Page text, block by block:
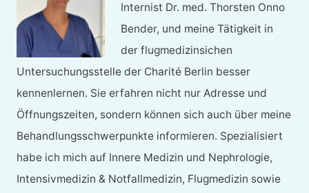
Internist Dr. med. Thorsten Onno
Bender, und meine Tätigkeit in
der flugmedizinsichen
Untersuchungsstelle der Charité Berlin besser
kennenlernen. Sie erfahren nicht nur Adresse und
Öffnungszeiten, sondern können sich auch über meine
Behandlungsschwerpunkte informieren. Spezialisiert
habe ich mich auf Innere Medizin und Nephrologie,
Intensivmedizin & Notfallmedizin, Flugmedizin sowie